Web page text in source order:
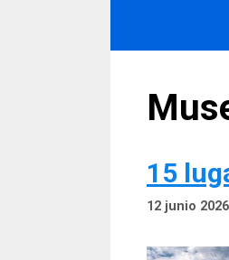
15
12 junio 2026